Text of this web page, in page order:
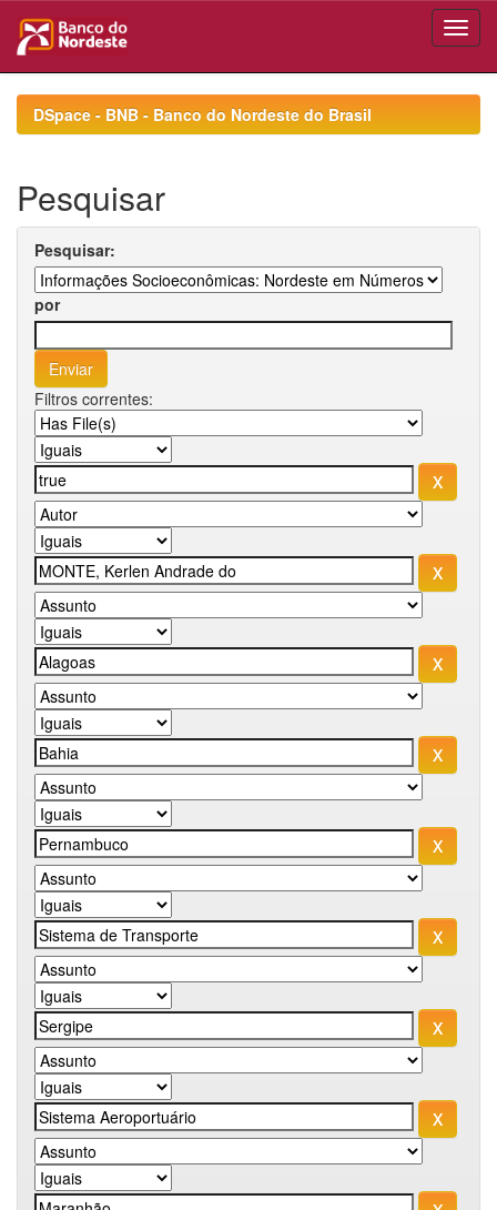
navigationDSpace - BNB - Banco do Nordeste do Brasil
Pesquisar
Pesquisar:
por
Filtros correntes: